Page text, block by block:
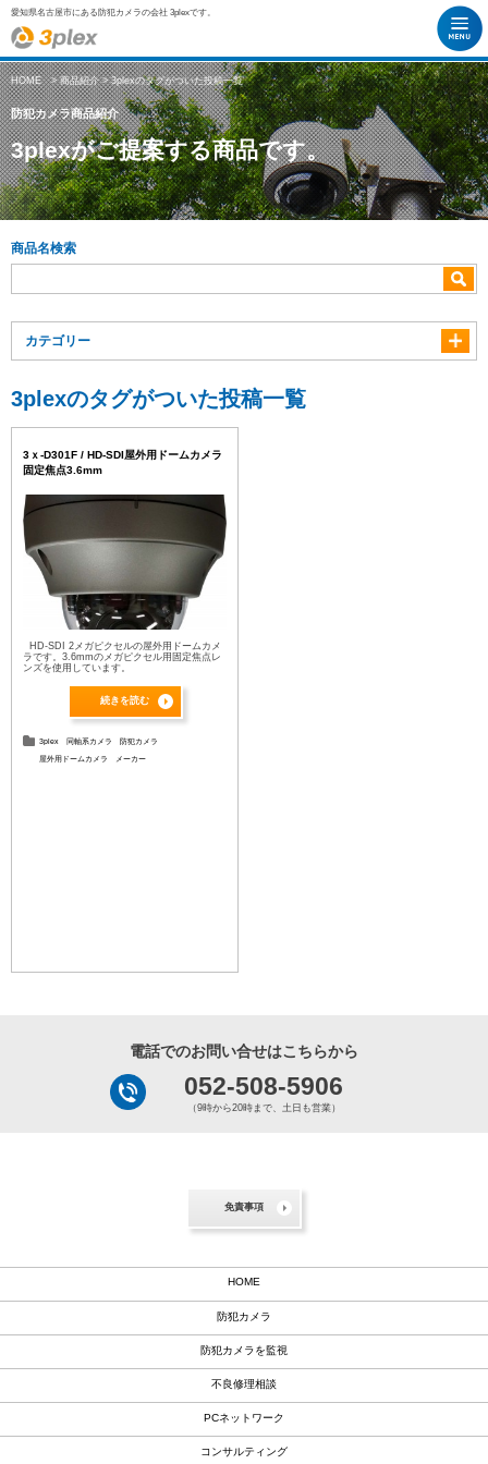
愛知県名古屋市にある防犯カメラの会社 3plexです。
HOME>商品紹介> 3plexのタグがついた投稿一覧
防犯カメラ商品紹介
3plexがご提案する商品です。
商品名検索
カテゴリー
3plexのタグがついた投稿一覧
3ｘ-D301F / HD-SDI屋外用ドームカメラ
固定焦点3.6mm
HD-SDI 2メガピクセルの屋外用ドームカメ
ラです。3.6mmのメガピクセル用固定焦点レ
ンズを使用しています。
続きを読む
3plex 同軸系カメラ 防犯カメラ
屋外用ドームカメラ メーカー
電話でのお問い合せはこちらから
052-508-5906
（9時から20時まで、土日も営業）
免責事項
HOME
防犯カメラ
防犯カメラを監視
不良修理相談
PCネットワーク
コンサルティング